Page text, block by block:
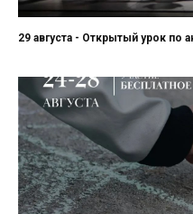
29 августа - Открытый урок по